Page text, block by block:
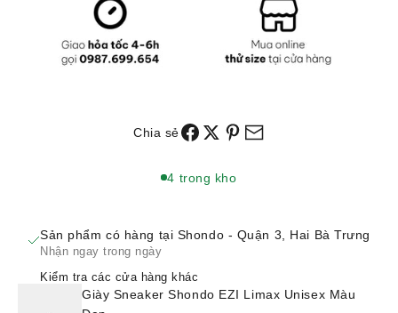
Chia sẻ
4 trong kho
Sản phẩm có hàng tại Shondo - Quận 3, Hai Bà Trưng
Nhận ngay trong ngày
Kiểm tra các cửa hàng khác
Giày Sneaker Shondo EZI Limax Unisex Màu